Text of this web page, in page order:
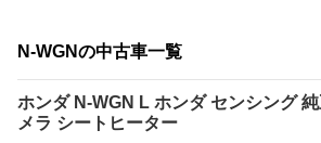
N-WGNの中古車一覧
ホンダ N-WGN L ホンダ センシング
メラ シートヒーター